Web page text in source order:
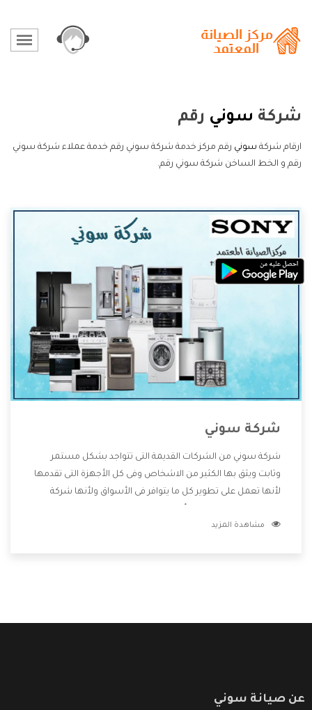
شركة سوني رقم
ارقام شركة سوني رقم مركز خدمة شركة سوني رقم خدمة عملاء شركة سوني
رقم و الخط الساخن شركة سوني رقم.
شركة سوني
شركة سوني من الشركات القديمة التى تتواجد بشكل مستمر
وثابت ويثق بها الكثير من الاشخاص وفى كل الأجهزة التى تقدمها
لأنها تعمل على تطوير كل ما يتوافر فى الأسواق ولأنها شركة
وتقدم للعملاء أقوى العروض والخصومات التى تسهل على
مشاهدة المزيد
عن صيانة سوني